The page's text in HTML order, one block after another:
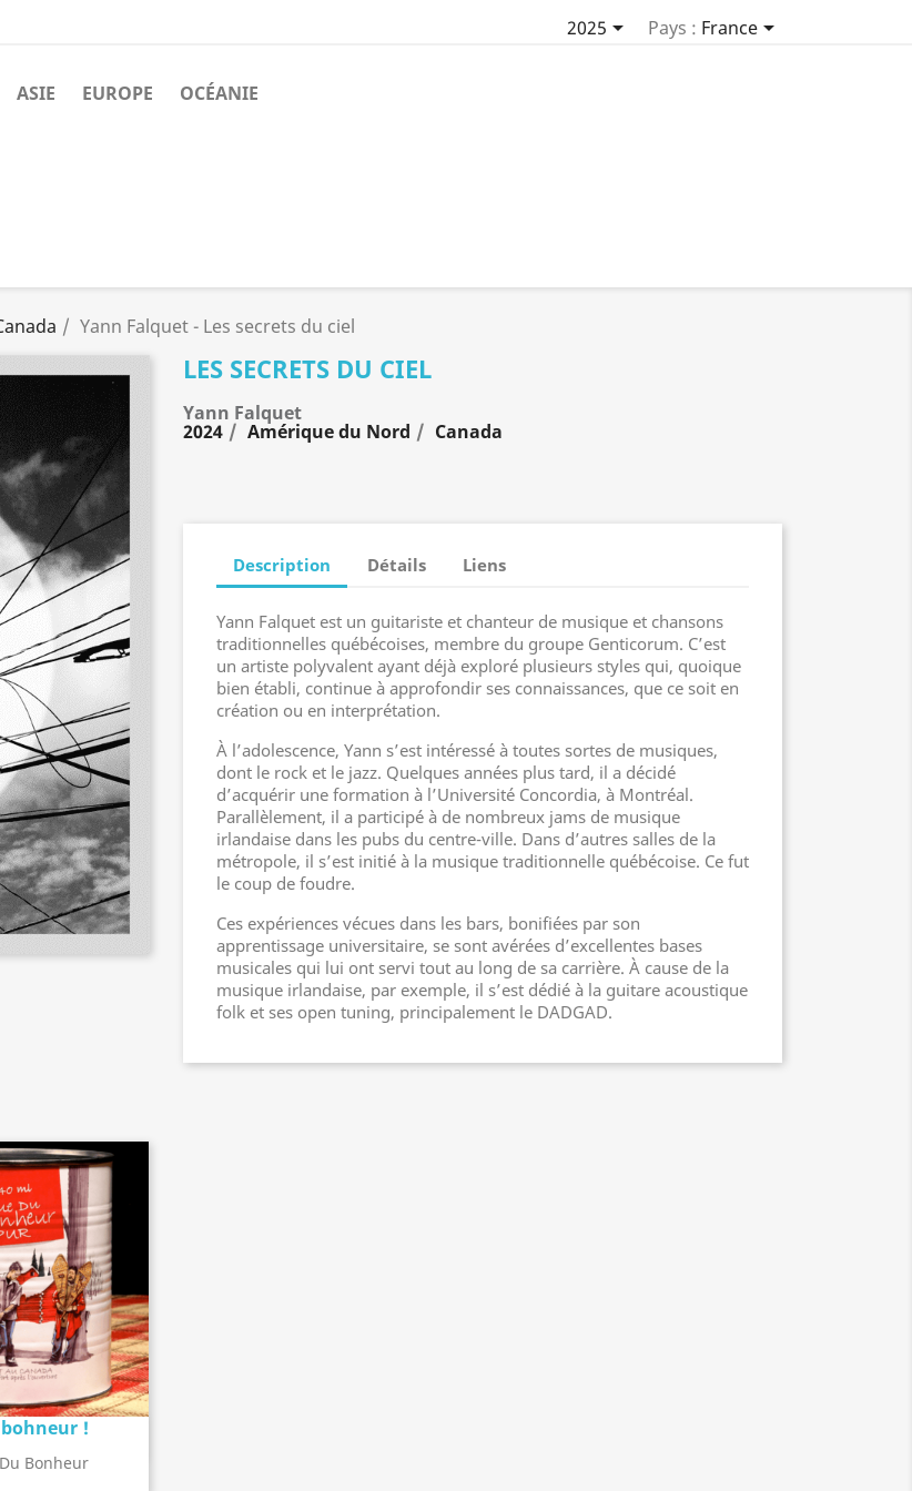
2025 Pays : France
ASIE EUROPE OCÉANIE
Yann Falquet - Les secrets du ciel
LES SECRETS DU CIEL
Yann Falquet
2024 Amérique du Nord Canada
Description Détails Liens
Yann Falquet est un guitariste et chanteur de musique et chansons
traditionnelles québécoises, membre du groupe Genticorum. C’est
un artiste polyvalent ayant déjà exploré plusieurs styles qui, quoique
bien établi, continue à approfondir ses connaissances, que ce soit en
création ou en interprétation.
À l’adolescence, Yann s’est intéressé à toutes sortes de musiques,
dont le rock et le jazz. Quelques années plus tard, il a décidé
d’acquérir une formation à l’Université Concordia, à Montréal.
Parallèlement, il a participé à de nombreux jams de musique
irlandaise dans les pubs du centre-ville. Dans d’autres salles de la
métropole, il s’est initié à la musique traditionnelle québécoise. Ce fut
le coup de foudre.
Ces expériences vécues dans les bars, bonifiées par son
apprentissage universitaire, se sont avérées d’excellentes bases
musicales qui lui ont servi tout au long de sa carrière. À cause de la
musique irlandaise, par exemple, il s’est dédié à la guitare acoustique
folk et ses open tuning, principalement le DADGAD.
!
Bonheur
l'album